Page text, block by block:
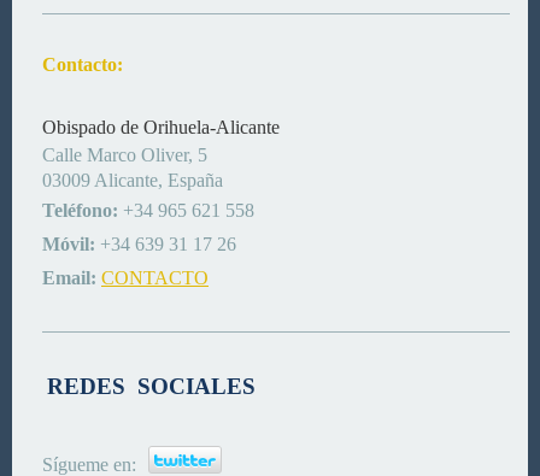
Contacto:
Obispado de Orihuela-Alicante
Calle Marco Oliver, 5
03009 Alicante, España
Teléfono: +34 965 621 558
Móvil: +34 639 31 17 26
Email: CONTACTO
REDES SOCIALES
Sígueme en: